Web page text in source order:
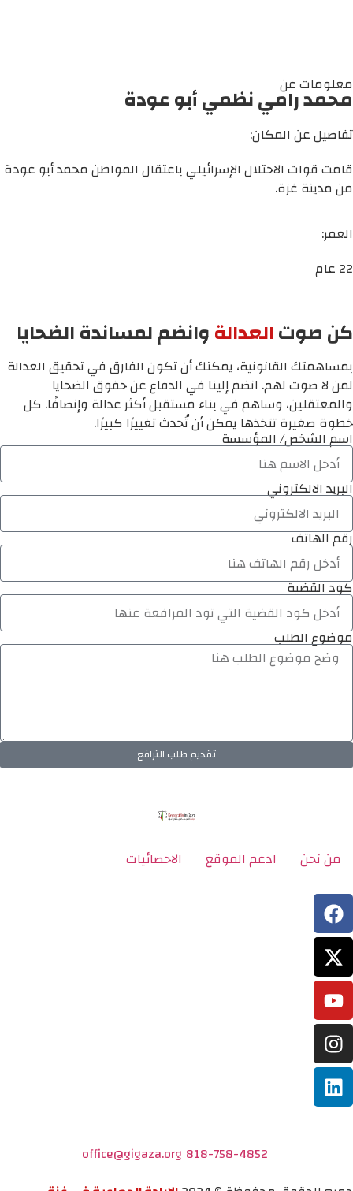
معلومات عن
محمد رامي نظمي أبو عودة
تفاصيل عن المكان:
قامت قوات الاحتلال الإسرائيلي باعتقال المواطن محمد أبو عودة
من مدينة غزة.
العمر:
22 عام
كن صوتالعدالةوانضم لمساندة الضحايا
بمساهمتك القانونية، يمكنك أن تكون الفارق في تحقيق العدالة
لمن لا صوت لهم. انضم إلينا في الدفاع عن حقوق الضحايا
والمعتقلين، وساهم في بناء مستقبل أكثر عدالة وإنصافًا. كل
خطوة صغيرة تتخذها يمكن أن تُحدث تغييرًا كبيرًا.
اسم الشخص/ المؤسسة
البريد الالكتروني
رقم الهاتف
كود القضية
موضوع الطلب
تقديم طلب الترافع
من نحن ادعم الموقع الاحصائيات
818-758-4852
office@gigaza.org